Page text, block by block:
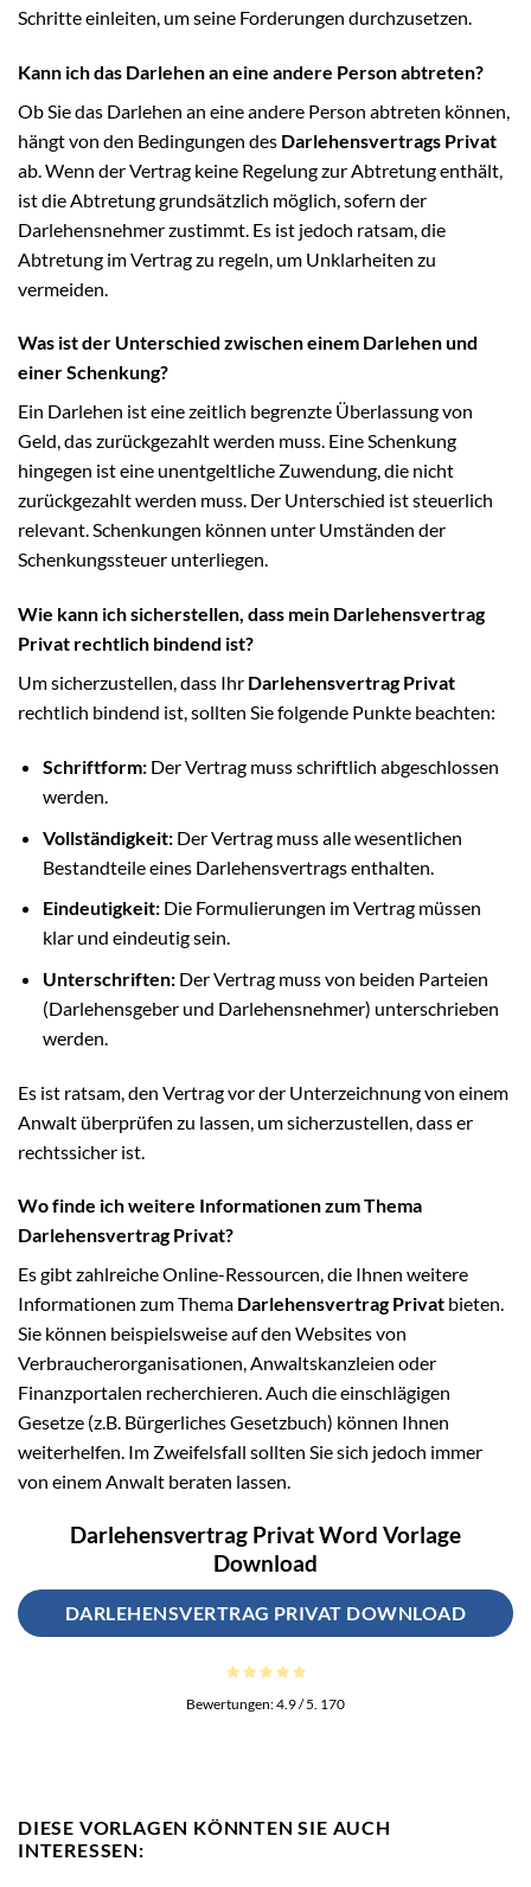
Schritte einleiten, um seine Forderungen durchzusetzen.
Kann ich das Darlehen an eine andere Person abtreten?
Ob Sie das Darlehen an eine andere Person abtreten können,
hängt von den Bedingungen des Darlehensvertrags Privat
ab. Wenn der Vertrag keine Regelung zur Abtretung enthält,
ist die Abtretung grundsätzlich möglich, sofern der
Darlehensnehmer zustimmt. Es ist jedoch ratsam, die
Abtretung im Vertrag zu regeln, um Unklarheiten zu
vermeiden.
Was ist der Unterschied zwischen einem Darlehen und
einer Schenkung?
Ein Darlehen ist eine zeitlich begrenzte Überlassung von
Geld, das zurückgezahlt werden muss. Eine Schenkung
hingegen ist eine unentgeltliche Zuwendung, die nicht
zurückgezahlt werden muss. Der Unterschied ist steuerlich
relevant. Schenkungen können unter Umständen der
Schenkungssteuer unterliegen.
Wie kann ich sicherstellen, dass mein Darlehensvertrag
Privat rechtlich bindend ist?
Um sicherzustellen, dass Ihr Darlehensvertrag Privat
rechtlich bindend ist, sollten Sie folgende Punkte beachten:
Schriftform:Der Vertrag muss schriftlich abgeschlossen
werden.
Vollständigkeit:Der Vertrag muss alle wesentlichen
Bestandteile eines Darlehensvertrags enthalten.
Eindeutigkeit:Die Formulierungen im Vertrag müssen
klar und eindeutig sein.
Unterschriften:Der Vertrag muss von beiden Parteien
(Darlehensgeber und Darlehensnehmer) unterschrieben
werden.
Es ist ratsam, den Vertrag vor der Unterzeichnung von einem
Anwalt überprüfen zu lassen, um sicherzustellen, dass er
rechtssicher ist.
Wo finde ich weitere Informationen zum Thema
Darlehensvertrag Privat?
Es gibt zahlreiche Online-Ressourcen, die Ihnen weitere
Informationen zum Thema Darlehensvertrag Privat bieten.
Sie können beispielsweise auf den Websites von
Verbraucherorganisationen, Anwaltskanzleien oder
Finanzportalen recherchieren. Auch die einschlägigen
Gesetze (z.B. Bürgerliches Gesetzbuch) können Ihnen
weiterhelfen. Im Zweifelsfall sollten Sie sich jedoch immer
von einem Anwalt beraten lassen.
Darlehensvertrag Privat Word Vorlage
Download
DARLEHENSVERTRAG PRIVAT DOWNLOAD
Bewertungen:4.9/ 5. 170
DIESE VORLAGEN KÖNNTEN SIE AUCH
INTERESSEN: